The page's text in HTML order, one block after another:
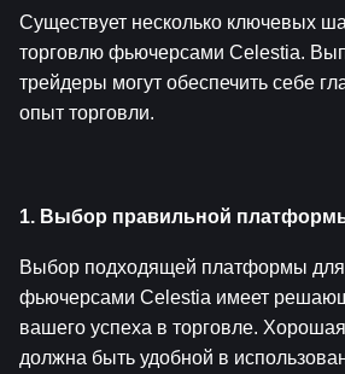
Существует несколько ключевых
торговлю фьючерсами Celestia.
трейдеры могут обеспечить себе
опыт торговли.
1. Выбор правильной
Выбор подходящей платформы для
фьючерсами Celestia имеет
вашего успеха в торговле.
должна быть удобной в